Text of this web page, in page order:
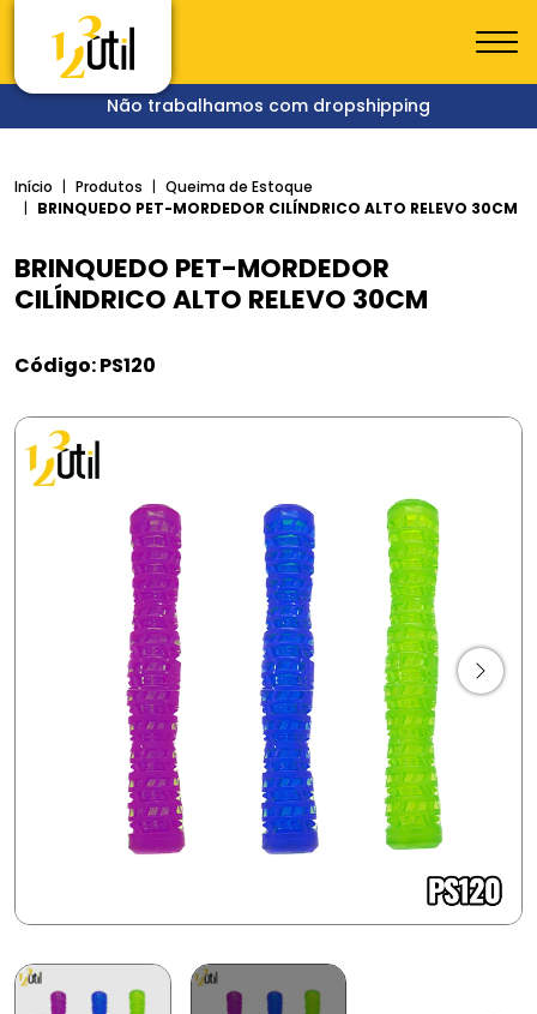
Não trabalhamos com dropshipping
Início Produtos
Queima de Estoque
BRINQUEDO PET-MORDEDOR CILÍNDRICO ALTO RELEVO 30CM
BRINQUEDO PET-MORDEDOR
CILÍNDRICO ALTO RELEVO 30CM
Código: PS120